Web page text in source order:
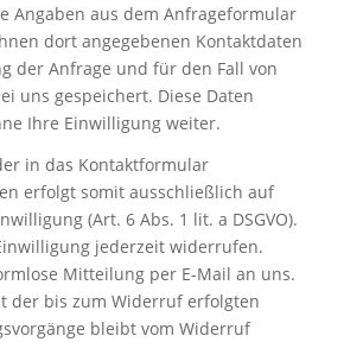
Angaben aus dem Anfrageformular
dort angegebenen Kontaktdaten
der Anfrage und für den Fall von
uns gespeichert. Diese Daten
Ihre Einwilligung weiter.
in das Kontaktformular
erfolgt somit ausschließlich auf
(Art. 6 Abs. 1 lit. a DSGVO).
jederzeit widerrufen.
Mitteilung per E-Mail an uns.
der bis zum Widerruf erfolgten
bleibt vom Widerruf